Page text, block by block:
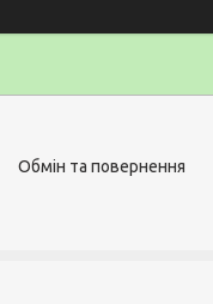
Обмін та повернення